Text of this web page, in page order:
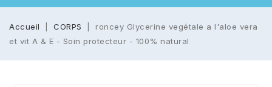
Accueil CORPS
roncey Glycerine vegétale a l'aloe vera
et vit A & E - Soin protecteur - 100% natural